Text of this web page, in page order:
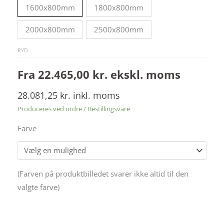
1600x800mm 1800x800mm
2000x800mm 2500x800mm
RYD
Fra 22.465,00 kr. ekskl. moms
28.081,25 kr. inkl. moms
Produceres ved ordre / Bestillingsvare
Farve
Alternative:
(Farven på produktbilledet svarer ikke altid til den
valgte farve)